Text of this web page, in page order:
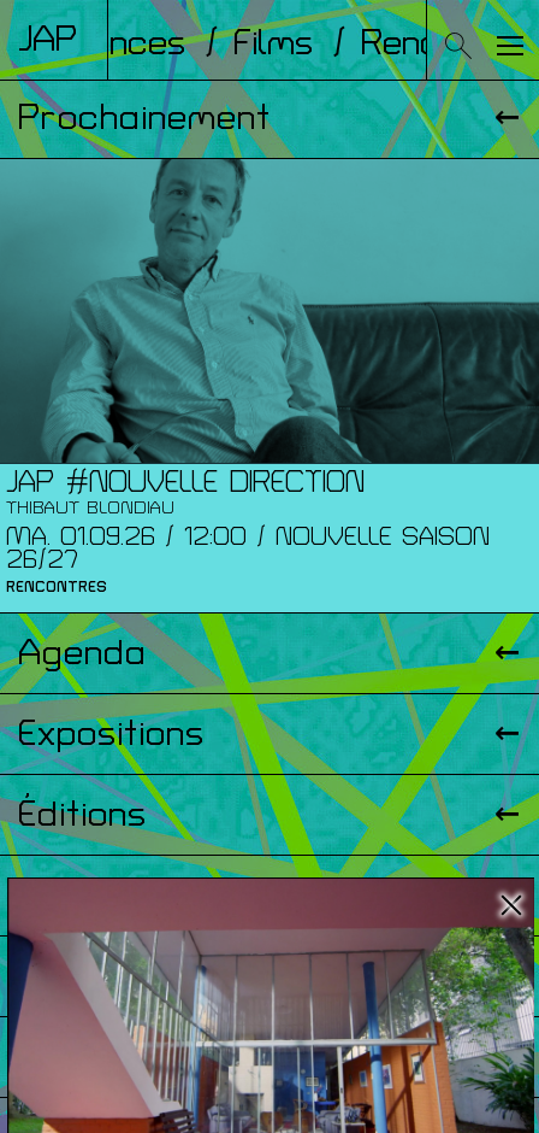
JAP / Films / Rencontres
Prochainement
JAP #NOUVELLE DIRECTION
THIBAUT BLONDIAU
MA. 01.09.26 / 12:00 / NOUVELLE SAISON
26/27
RENCONTRES
Agenda
Expositions
Éditions
Podcasts
À Propos